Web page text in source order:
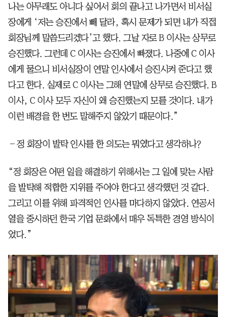
나는 아무래도 아니다 싶어서 회의 끝나고 나가면서 비서실
장에게 ‘저는 승진에서 빼 달라, 혹시 문제가 되면 내가 직접
회장님께 말씀드리겠다’고 했다. 그날 자로 B 이사는 상무로
승진했다. 그런데 C 이사는 승진에서 빠졌다. 나중에 C 이사
에게 물으니 비서실장이 연말 인사에서 승진시켜 준다고 했
다고 한다. 실제로 C 이사는 그해 연말에 상무로 승진했다. B
이사, C 이사 모두 자신이 왜 승진했는지 모를 것이다. 내가
이런 배경을 한 번도 말해주지 않았기 때문이다.”
―정 회장이 발탁 인사를 한 의도는 뭐였다고 생각하나?
“정 회장은 어떤 일을 해결하기 위해서는 그 일에 맞는 사람
을 발탁해 적합한 지위를 주어야 한다고 생각했던 것 같다.
그리고 이를 위해 파격적인 인사를 마다하지 않았다. 연공서
열을 중시하던 한국 기업 문화에서 매우 독특한 경영 방식이
었다.”